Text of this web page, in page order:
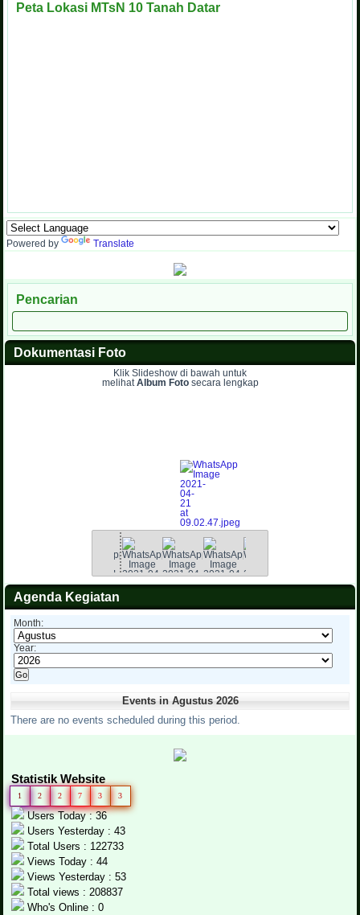
Peta Lokasi MTsN 10 Tanah Datar
Powered by Translate
Pencarian
Dokumentasi Foto
Klik Slideshow di bawah untuk
melihatAlbum Fotosecara lengkap
Agenda Kegiatan
Month:
Year:
Events in Agustus 2026
There are no events scheduled during this period.
Statistik Website
1 2 2 7 3 3
Users Today : 36
Users Yesterday : 43
Total Users : 122733
Views Today : 44
Views Yesterday : 53
Total views : 208837
Who's Online : 0